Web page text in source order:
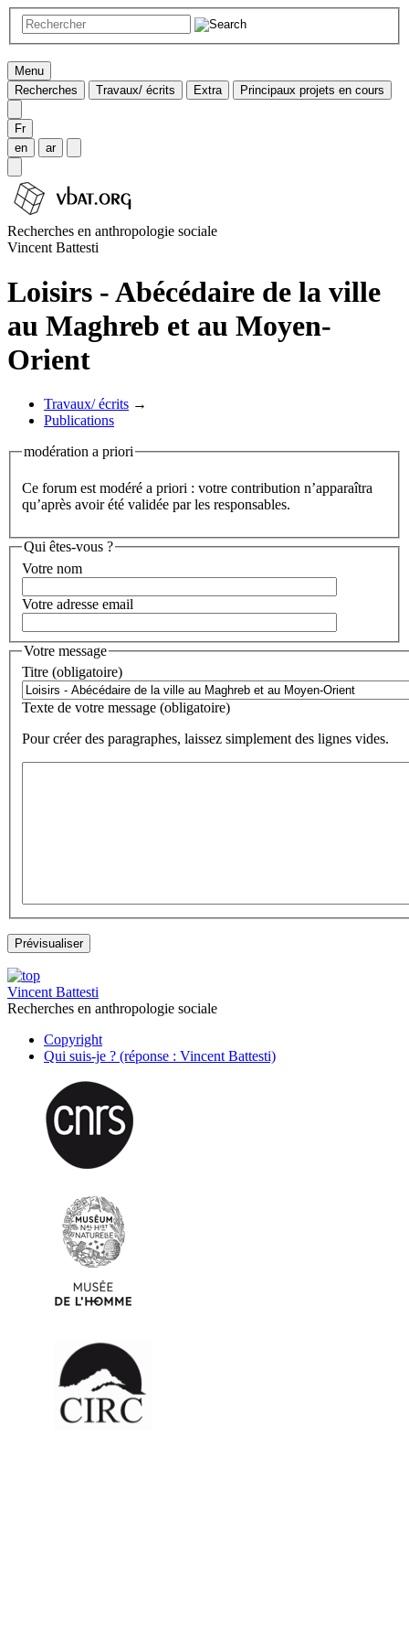
Menu
Recherches
Travaux/ écrits Extra Principaux projets en cours
Fr
en
ar
Recherches en anthropologie sociale
Vincent Battesti
Loisirs - Abécédaire de la ville
au Maghreb et au Moyen-
Orient
Travaux/ écrits →
Publications
modération a priori
Ce forum est modéré a priori : votre contribution n’apparaîtra
qu’après avoir été validée par les responsables.
Qui êtes-vous ?
Votre nom
Votre adresse email
Votre message
Titre (obligatoire)
Texte de votre message (obligatoire)
Pour créer des paragraphes, laissez simplement des lignes vides.
Vincent Battesti
Recherches en anthropologie sociale
Copyright
Qui suis-je ? (réponse : Vincent Battesti)